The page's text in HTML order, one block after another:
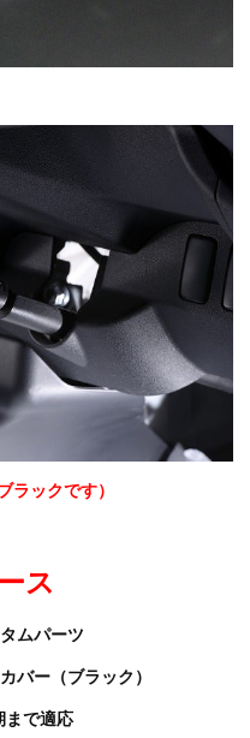
ラックです）
ス
ムパーツ
バー（ブラック）
まで適応